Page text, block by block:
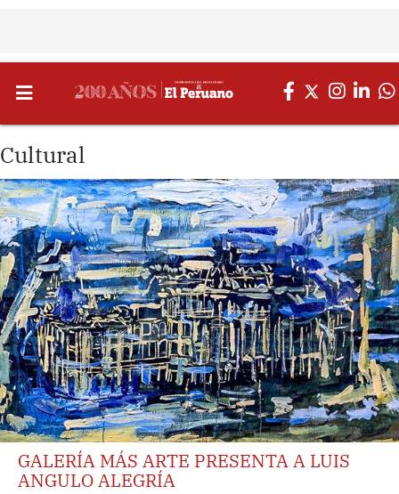
Cultural
GALERÍA MÁS ARTE PRESENTA A LUIS
ANGULO ALEGRÍA